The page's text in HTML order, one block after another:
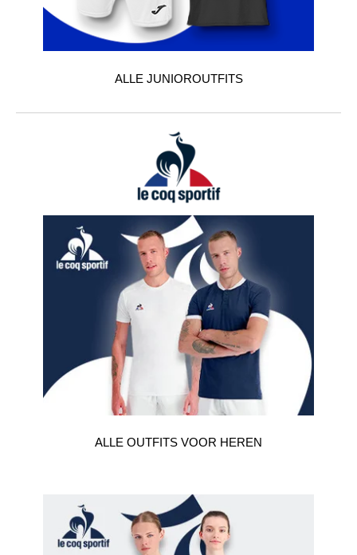
ALLE JUNIOROUTFITS
ALLE OUTFITS VOOR HEREN